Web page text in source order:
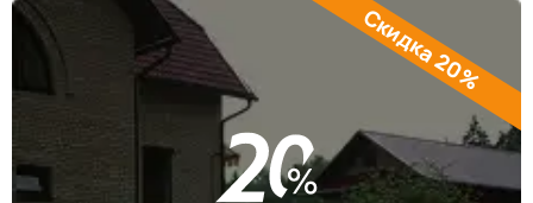
Скидка 20%